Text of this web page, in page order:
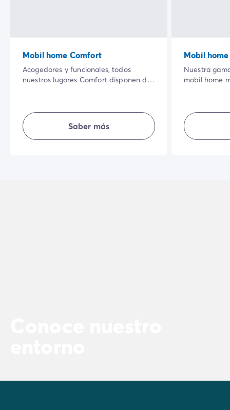
Mobil home Comfort
Acogedores y funcionales, todos
nuestros lugares Comfort disponen de
Saber más
Mobil
Nuestra
mobil home
calidad de
interiores
sean aún